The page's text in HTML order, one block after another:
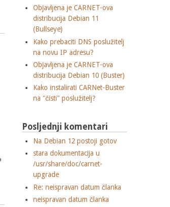
mreže?
Objavljena je CARNET-ova
distribucija Debian 11
(Bullseye)
Kako prebaciti DNS poslužitelj
na novu IP adresu?
Objavljena je CARNET-ova
distribucija Debian 10 (Buster)
Kako instalirati CARNet-Buster
na "čisti" poslužitelj?
Posljednji komentari
Na Debian 12 postoji gotov
stara dokumentacija u
/usr/share/doc/carnet-
upgrade
Re: neispravan datum članka
neispravan datum članka